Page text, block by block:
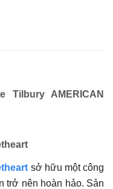
Tilbury AMERICAN
sở hữu một công
trở nên hoàn hảo. Sản